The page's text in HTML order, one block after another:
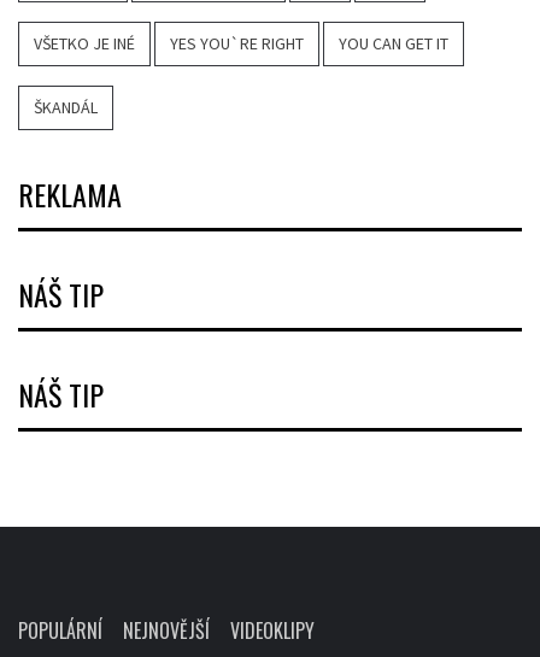
VŠETKO JE INÉ YES YOU`RE RIGHT YOU CAN GET IT
ŠKANDÁL
REKLAMA
NÁŠ TIP
NÁŠ TIP
POPULÁRNÍ NEJNOVĚJŠÍ VIDEOKLIPY